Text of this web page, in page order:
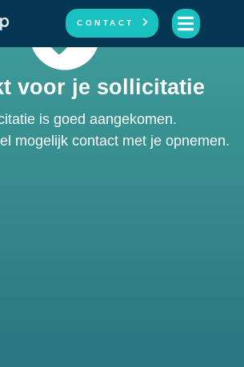
CONTACT
voor je sollicitatie
is goed aangekomen.
mogelijk contact met je opnemen.